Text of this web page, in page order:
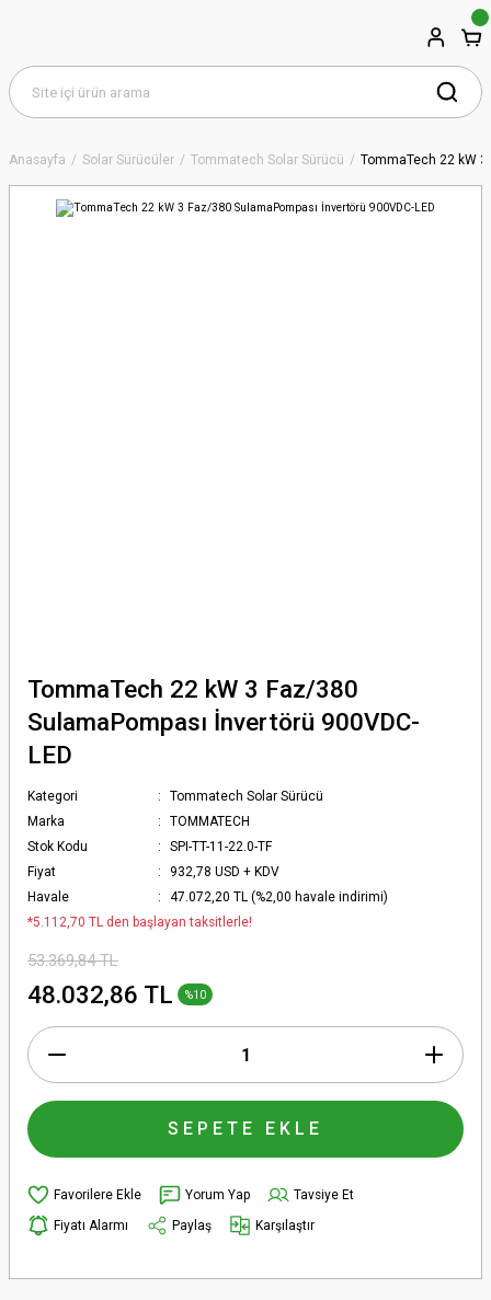
Anasayfa Solar Sürücüler Tommatech Solar Sürücü TommaTech 22 kW 3
TommaTech 22 kW 3 Faz/380
SulamaPompası İnvertörü 900VDC-
LED
Kategori
Tommatech Solar Sürücü
Marka
TOMMATECH
Stok Kodu
SPI-TT-11-22.0-TF
Fiyat
932,78 USD + KDV
Havale
47.072,20 TL (%2,00 havale indirimi)
*5.112,70 TL den başlayan taksitlerle!
53.369,84 TL
48.032,86 TL %10
SEPETE EKLE
Yorum Yap
Tavsiye Et
Fiyatı Alarmı
Paylaş Karşılaştır